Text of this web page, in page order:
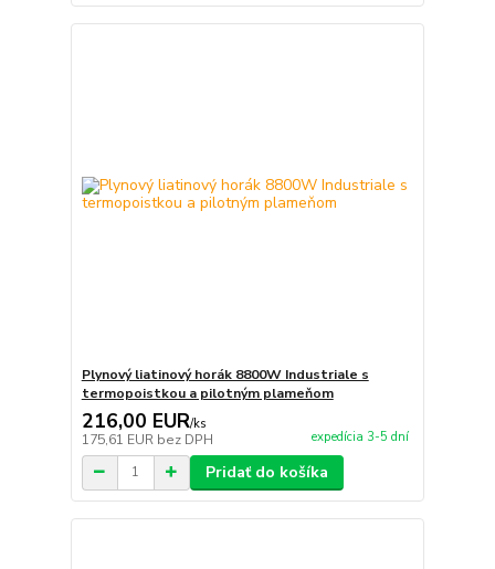
Plynový liatinový horák 8800W Industriale s
termopoistkou a pilotným plameňom
216,00 EUR/ks
175,61 EUR bez DPH expedícia 3-5 dní
Pridať do košíka